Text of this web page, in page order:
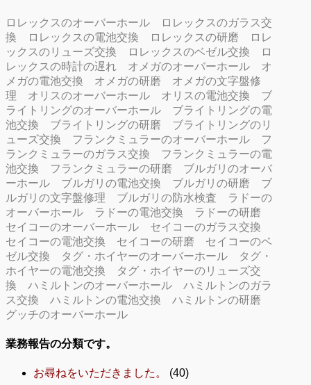
ロレックスのオーバーホール
ロレックスのガラス交
換
ロレックスの電池交換 ロレックスの研磨
ロレ
ックスのリューズ交換
ロレックスのベゼル交換
ロ
レックスの時計の遅れ
オメガのオーバーホール
オ
メガの電池交換
オメガの研磨
オメガの文字盤修
理
オリスのオーバーホール オリスの電池交換
ブ
ライトリングのオーバーホール
ブライトリングの電
池交換
ブライトリングの研磨
ブライトリングのリ
ューズ交換
フランクミュラーのオーバーホール
フ
ランクミュラーのガラス交換
フランクミュラーの電
池交換
フランクミュラーの研磨
ブルガリのオーバ
ーホール
ブルガリの電池交換 ブルガリの研磨
ブ
ルガリの文字盤修理
ブルガリの防水検査
ラドーの
オーバーホール
ラドーの電池交換
ラドーの研磨
セイコーのオーバーホール
セイコーのガラス交換
セイコーの電池交換
セイコーの研磨
セイコーのベ
ゼル交換
タグ・ホイヤーのオーバーホール
タグ・
ホイヤーの電池交換
タグ・ホイヤーのリューズ交
換
ハミルトンのオーバーホール
ハミルトンのガラ
ス交換
ハミルトンの電池交換
ハミルトンの研磨
グッチのオーバーホール
業務報告の分類です。
お尋ねをいただきました。
(40)